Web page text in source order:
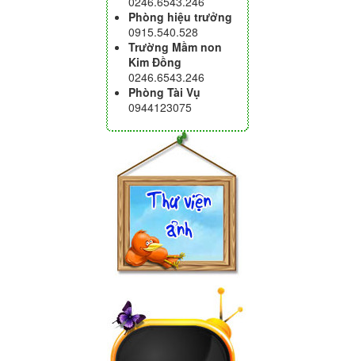
Phòng hiệu trưởng
0915.540.528
Trường Mầm non
Kim Đồng
0246.6543.246
Phòng Tài Vụ
0944123075